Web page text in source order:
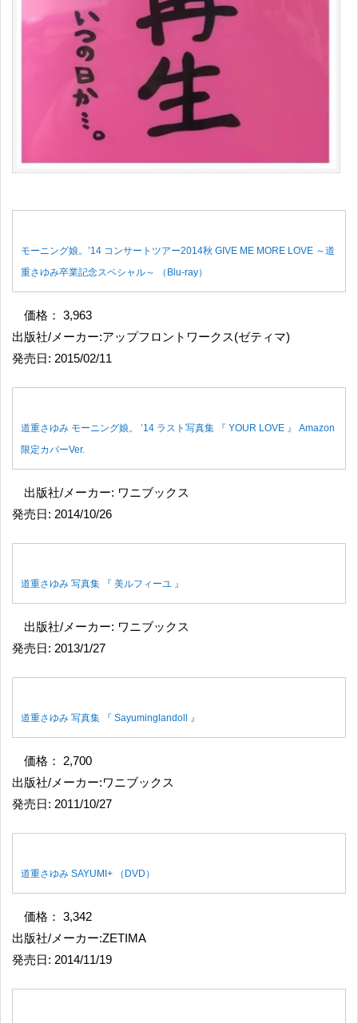
モーニング娘。’14 コンサートツアー2014秋 GIVE ME MORE LOVE ～道
重さゆみ卒業記念スペシャル～ （Blu-ray）
価格： 3,963
出版社/メーカー:アップフロントワークス(ゼティマ)
発売日: 2015/02/11
道重さゆみ モーニング娘。 ’14 ラスト写真集 『 YOUR LOVE 』 Amazon
限定カバーVer.
出版社/メーカー: ワニブックス
発売日: 2014/10/26
道重さゆみ 写真集 『 美ルフィーユ 』
出版社/メーカー: ワニブックス
発売日: 2013/1/27
道重さゆみ 写真集 『 Sayuminglandoll 』
価格： 2,700
出版社/メーカー:ワニブックス
発売日: 2011/10/27
道重さゆみ SAYUMI+ （DVD）
価格： 3,342
出版社/メーカー:ZETIMA
発売日: 2014/11/19